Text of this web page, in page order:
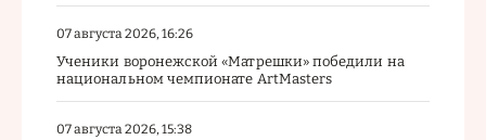
07 августа 2026, 16:26
Ученики воронежской «Матрешки» победили на
национальном чемпионате ArtMasters
07 августа 2026, 15:38